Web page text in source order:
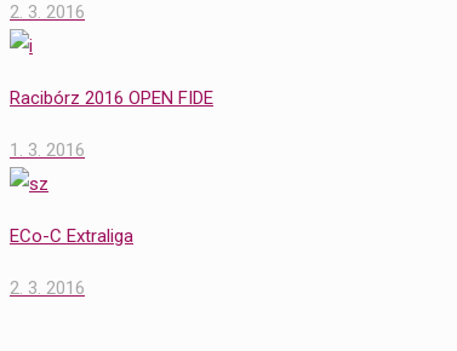
2. 3. 2016
Racibórz 2016 OPEN FIDE
1. 3. 2016
ECo-C Extraliga
2. 3. 2016